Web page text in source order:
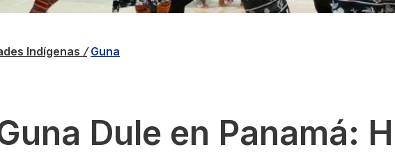
Indígenas / Guna
Dule en Panamá: